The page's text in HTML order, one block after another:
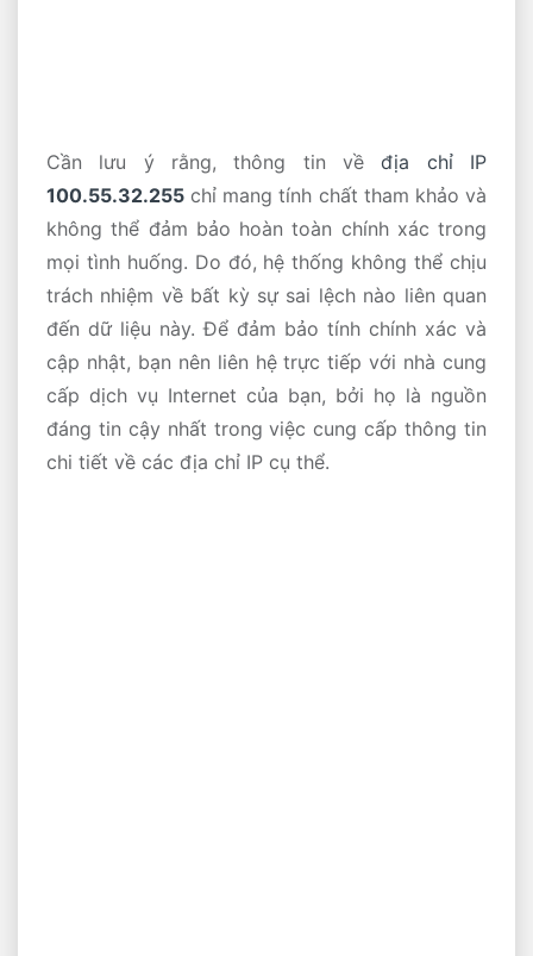
Cần lưu ý rằng, thông tin vềđịa chỉ IP
100.55.32.255 chỉ mang tính chất tham khảo và
không thể đảm bảo hoàn toàn chính xác trong
mọi tình huống. Do đó, hệ thống không thể chịu
trách nhiệm về bất kỳ sự sai lệch nào liên quan
đến dữ liệu này. Để đảm bảo tính chính xác và
cập nhật, bạn nên liên hệ trực tiếp với nhà cung
cấp dịch vụ Internet của bạn, bởi họ là nguồn
đáng tin cậy nhất trong việc cung cấp thông tin
chi tiết về các địa chỉ IP cụ thể.